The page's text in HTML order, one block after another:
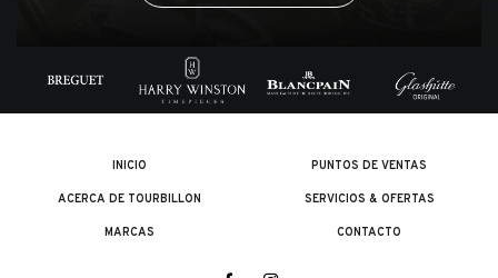
INICIO
ACERCA DE TOURBILLON
MARCAS
PUNTOS DE VENTAS
SERVICIOS & OFERTAS
CONTACTO